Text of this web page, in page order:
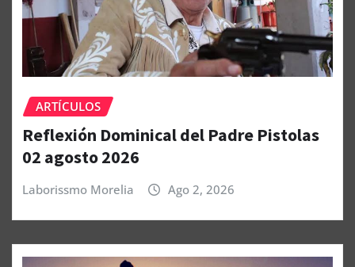
ARTÍCULOS
Reflexión Dominical del Padre Pistolas
02 agosto 2026
Laborissmo Morelia Ago 2, 2026